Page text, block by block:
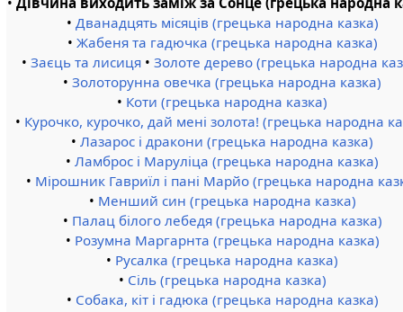
• Дванадцять місяців (грецька народна казка)
• Жабеня та гадючка (грецька народна казка)
•Заєць та лисиця •Золоте дерево (грецька народна
•Золоторунна овечка (грецька народна казка)
• Коти (грецька народна казка)
• Курочко, курочко, дай мені золота! (грецька народна
•Лазарос і дракони (грецька народна казка)
•Ламброс і Маруліца (грецька народна казка)
• Мірошник Гавриїл і пані Марйо (грецька народна
• Менший син (грецька народна казка)
• Палац білого лебедя (грецька народна казка)
• Розумна Маргарнта (грецька народна казка)
• Русалка (грецька народна казка)
• Сіль (грецька народна казка)
• Собака, кіт і гадюка (грецька народна казка)